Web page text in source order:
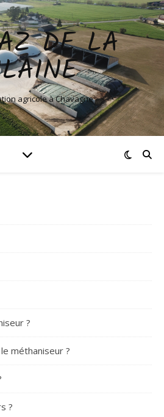
DE LA
agricole à Chavagne
?
méthaniseur ?
?